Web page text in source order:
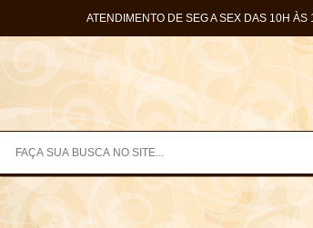
ATENDIMENTO DE SEG A SEX DAS 10H ÀS